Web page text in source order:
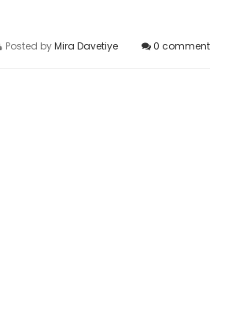
0 comment
Posted byMira Davetiye